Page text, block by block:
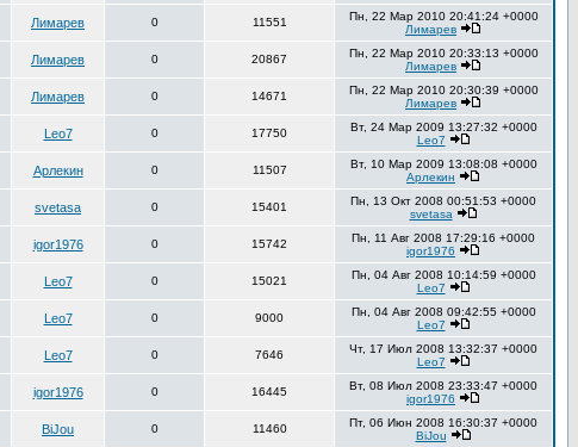
Лимарев 0 11551
Пн, 22 Мар 2010 20:41:24 +0000
Лимарев
Лимарев 0 20867
Пн, 22 Мар 2010 20:33:13 +0000
Лимарев
Лимарев 0 14671
Пн, 22 Мар 2010 20:30:39 +0000
Лимарев
Leo7 0 17750
Вт, 24 Мар 2009 13:27:32 +0000
Leo7
Арлекин 0 11507
Вт, 10 Мар 2009 13:08:08 +0000
Арлекин
svetasa 0 15401
Пн, 13 Окт 2008 00:51:53 +0000
svetasa
igor1976 0 15742
Пн, 11 Авг 2008 17:29:16 +0000
igor1976
Leo7 0 15021
Пн, 04 Авг 2008 10:14:59 +0000
Leo7
Leo7 0 9000
Пн, 04 Авг 2008 09:42:55 +0000
Leo7
Leo7 0 7646
Чт, 17 Июл 2008 13:32:37 +0000
Leo7
igor1976 0 16445
Вт, 08 Июл 2008 23:33:47 +0000
igor1976
BiJou 0 11460
Пт, 06 Июн 2008 16:30:37 +0000
BiJou